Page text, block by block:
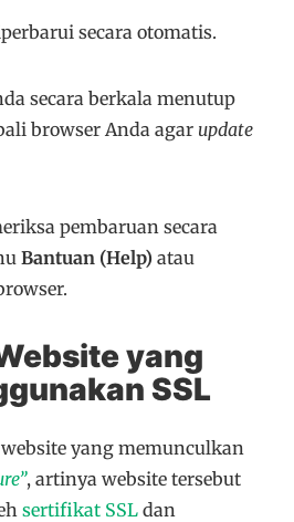
secara otomatis.
secara berkala menutup
browser Anda agar update
pembaruan secara
Bantuan (Help) atau
yang
SSL
yang memunculkan
, artinya website tersebut
sertifikat SSL dan